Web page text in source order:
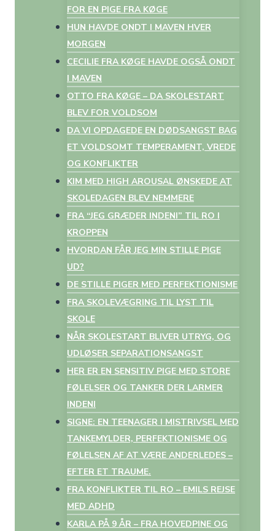
FOR EN PIGE FRA KØGE
HUN HAVDE ONDT I MAVEN HVER
MORGEN
CECILIE FRA KØGE HAVDE OGSÅ ONDT
I MAVEN
OTTO FRA KØGE – DA SKOLESTART
BLEV FOR VOLDSOM
DA VI OPDAGEDE EN DØDSANGST BAG
ET VOLDSOMT TEMPERAMENT, VREDE
OG KONFLIKTER
KIM MED HIGH AROUSAL ØNSKEDE AT
SKOLEDAGEN BLEV NEMMERE
FRA “JEG GRÆDER INDENI” TIL RO I
KROPPEN
HVORDAN FÅR JEG MIN STILLE PIGE
UD?
DE STILLE PIGER MED PERFEKTIONISME
FRA SKOLEVÆGRING TIL LYST TIL
SKOLE
NÅR SKOLESTART BLIVER UTRYG, OG
UDLØSER SEPARATIONSANGST
HER ER EN SENSITIV PIGE MED STORE
FØLELSER OG TANKER DER LARMER
INDENI
SIGNE: EN TEENAGER I MISTRIVSEL MED
TANKEMYLDER, PERFEKTIONISME OG
FØLELSEN AF AT VÆRE ANDERLEDES –
EFTER ET TRAUME.
FRA KONFLIKTER TIL RO – EMILS REJSE
MED ADHD
KARLA PÅ 9 ÅR – FRA HOVEDPINE OG